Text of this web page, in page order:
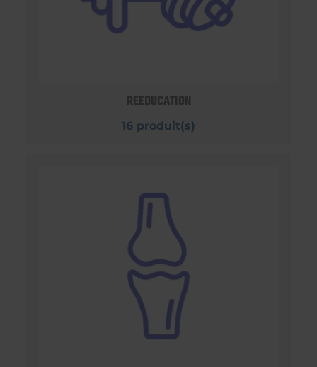
REEDUCATION
16 produit(s)